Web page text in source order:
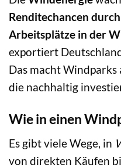
Renditechancen
Arbeitsplätze in der
exportiert
Das macht
die nachhaltig
Wie in einen
Es gibt viele Wege, in
von direkten Käufen